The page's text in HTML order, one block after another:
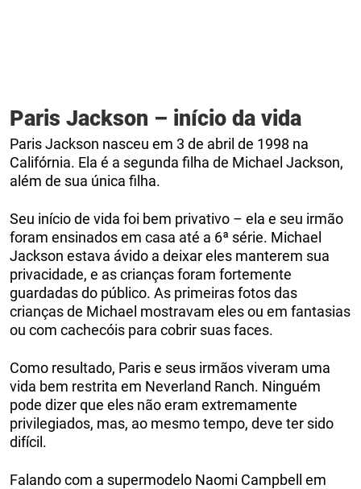
Paris Jackson – início da vida
Paris Jackson nasceu em 3 de abril de 1998 na
Califórnia. Ela é a segunda filha de Michael Jackson,
além de sua única filha.
Seu início de vida foi bem privativo – ela e seu irmão
foram ensinados em casa até a 6ª série. Michael
Jackson estava ávido a deixar eles manterem sua
privacidade, e as crianças foram fortemente
guardadas do público. As primeiras fotos das
crianças de Michael mostravam eles ou em fantasias
ou com cachecóis para cobrir suas faces.
Como resultado, Paris e seus irmãos viveram uma
vida bem restrita em Neverland Ranch. Ninguém
pode dizer que eles não eram extremamente
privilegiados, mas, ao mesmo tempo, deve ter sido
difícil.
Falando com a supermodelo Naomi Campbell em